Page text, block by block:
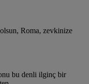
Roma, zevkinize
bu denli ilginç bir